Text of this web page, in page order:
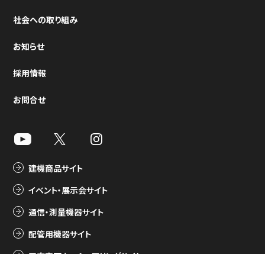
社会への取り組み
お知らせ
採用情報
お問合せ
建機商品サイト
イベント・展示会サイト
通信・測量機器サイト
配管用機器サイト